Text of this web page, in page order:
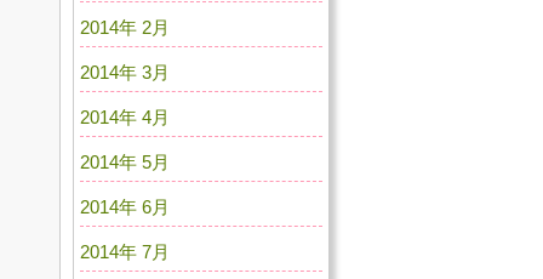
2014年 2月
2014年 3月
2014年 4月
2014年 5月
2014年 6月
2014年 7月